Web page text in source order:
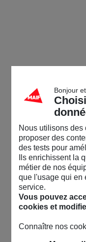
Bonjour
Nous utilisons des
proposer des
des tests pour
Ils enrichissent la
métier de nos
que l'usage qui en
service.
Vous pouvez
cookies et
Connaître nos